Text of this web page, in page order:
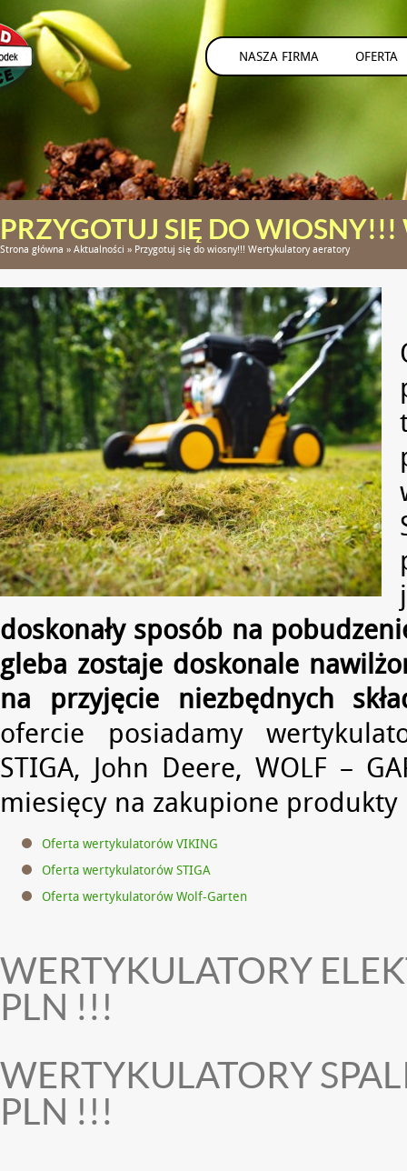
NASZA FIRMA OFERTA
PRZYGOTUJ SIĘ DO
Strona główna » Aktualności » Przygotuj się do wiosny!!! Wertykulatory aeratory
doskonały sposób na
gleba zostaje doskonale
na przyjęcie niezbędnych
ofercie posiadamy
STIGA, John Deere, WOLF –
miesięcy na zakupione produkty
Oferta wertykulatorów VIKING
Oferta wertykulatorów STIGA
Oferta wertykulatorów Wolf-Garten
WERTYKULATORY
PLN !!!
WERTYKULATORY
PLN !!!